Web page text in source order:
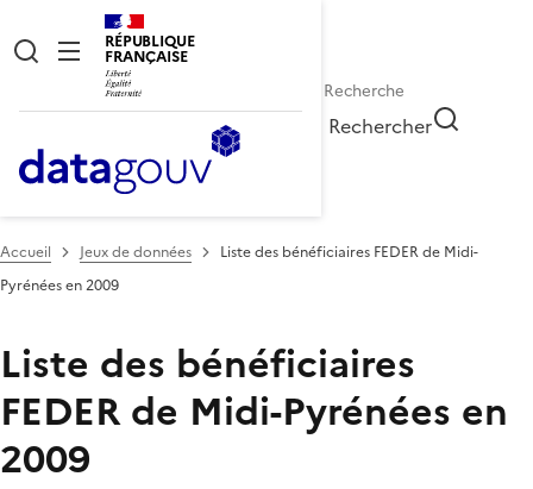
RÉPUBLIQUE
FRANÇAISE
Rechercher
Accueil Jeux de données
Liste des bénéficiaires FEDER de Midi-
Pyrénées en 2009
Liste des bénéficiaires
FEDER de Midi-Pyrénées en
2009